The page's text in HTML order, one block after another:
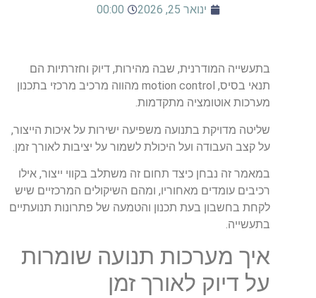
ינואר 25, 2026 00:00
בתעשייה המודרנית, שבה מהירות, דיוק וחזרתיות הם
תנאי בסיס, motion control מהווה מרכיב מרכזי בתכנון
מערכות אוטומציה מתקדמות.
שליטה מדויקת בתנועה משפיעה ישירות על איכות הייצור,
על קצב העבודה ועל היכולת לשמור על יציבות לאורך זמן.
במאמר זה נבחן כיצד תחום זה משתלב בקווי ייצור, אילו
רכיבים עומדים מאחוריו, ומהם השיקולים המרכזיים שיש
לקחת בחשבון בעת תכנון והטמעה של פתרונות תנועתיים
בתעשייה.
איך מערכות תנועה שומרות
על דיוק לאורך זמן